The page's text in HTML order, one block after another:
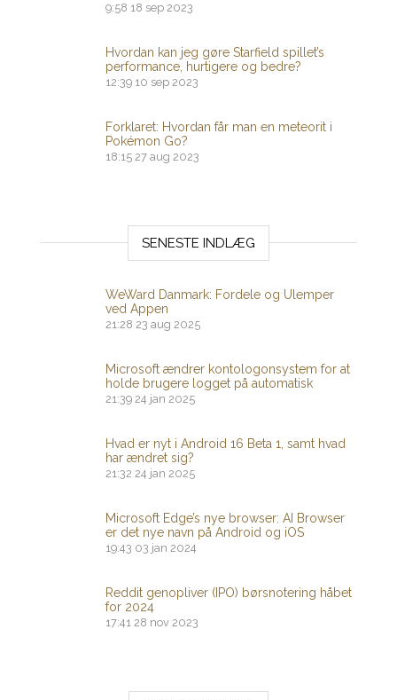
9:58 18 sep 2023
Hvordan kan jeg gøre Starfield spillet’s
performance, hurtigere og bedre?
12:39 10 sep 2023
Forklaret: Hvordan får man en meteorit i
Pokémon Go?
18:15 27 aug 2023
SENESTE INDLÆG
WeWard Danmark: Fordele og Ulemper
ved Appen
21:28 23 aug 2025
Microsoft ændrer kontologonsystem for at
holde brugere logget på automatisk
21:39 24 jan 2025
Hvad er nyt i Android 16 Beta 1, samt hvad
har ændret sig?
21:32 24 jan 2025
Microsoft Edge’s nye browser: AI Browser
er det nye navn på Android og iOS
19:43 03 jan 2024
Reddit genopliver (IPO) børsnotering håbet
for 2024
17:41 28 nov 2023